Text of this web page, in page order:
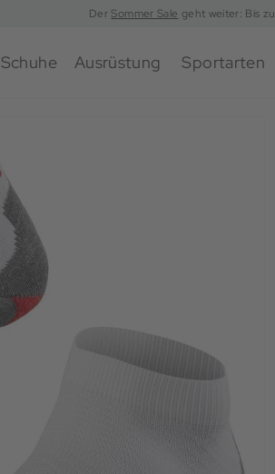
DerSommer Sale geht weiter: Bis
Schuhe Ausrüstung Sportarten